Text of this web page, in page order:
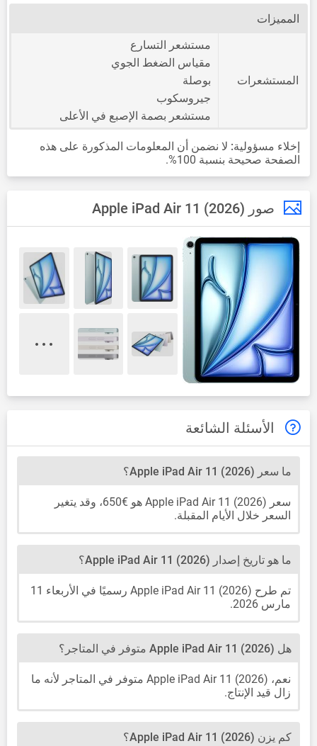
المميزات
المستشعرات
مستشعر التسارع
مقياس الضغط الجوي
بوصلة
جيروسكوب
مستشعر بصمة الإصبع في الأعلى
إخلاء مسؤولية: لا نضمن أن المعلومات المذكورة على هذه
الصفحة صحيحة بنسبة 100%.
صور Apple iPad Air 11 (2026)
الأسئلة الشائعة
ما سعر Apple iPad Air 11 (2026)؟
سعر Apple iPad Air 11 (2026) هو €650، وقد يتغير
السعر خلال الأيام المقبلة.
ما هو تاريخ إصدار Apple iPad Air 11 (2026)؟
تم طرح Apple iPad Air 11 (2026) رسميًا في الأربعاء 11
مارس 2026.
هل Apple iPad Air 11 (2026) متوفر في المتاجر؟
نعم، Apple iPad Air 11 (2026) متوفر في المتاجر لأنه ما
زال قيد الإنتاج.
كم يزن Apple iPad Air 11 (2026)؟